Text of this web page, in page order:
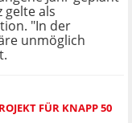
gelte als
"In der
unmöglich
FÜR KNAPP 50